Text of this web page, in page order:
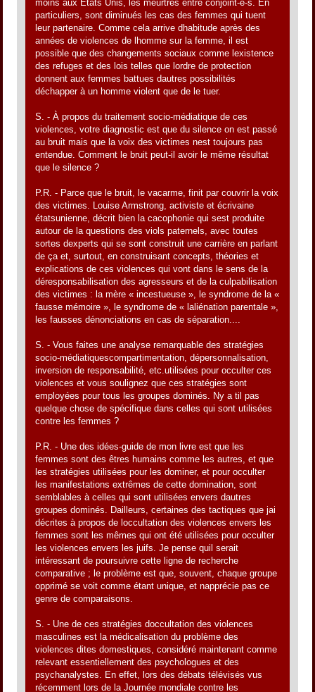
moins aux Etats Unis, les meurtres entre conjoint-e-s. En
particuliers, sont diminués les cas des femmes qui tuent
leur partenaire. Comme cela arrive dhabitude après des
années de violences de lhomme sur la femme, il est
possible que des changements sociaux comme lexistence
des refuges et des lois telles que lordre de protection
donnent aux femmes battues dautres possibilités
déchapper à un homme violent que de le tuer.
S. - À propos du traitement socio-médiatique de ces
violences, votre diagnostic est que du silence on est passé
au bruit mais que la voix des victimes nest toujours pas
entendue. Comment le bruit peut-il avoir le même résultat
que le silence ?
P.R. - Parce que le bruit, le vacarme, finit par couvrir la voix
des victimes. Louise Armstrong, activiste et écrivaine
étatsunienne, décrit bien la cacophonie qui sest produite
autour de la questions des viols paternels, avec toutes
sortes dexperts qui se sont construit une carrière en parlant
de ça et, surtout, en construisant concepts, théories et
explications de ces violences qui vont dans le sens de la
déresponsabilisation des agresseurs et de la culpabilisation
des victimes : la mère « incestueuse », le syndrome de la «
fausse mémoire », le syndrome de « laliénation parentale »,
les fausses dénonciations en cas de séparation....
S. - Vous faites une analyse remarquable des stratégies
socio-médiatiquescompartimentation, dépersonnalisation,
inversion de responsabilité, etc.utilisées pour occulter ces
violences et vous soulignez que ces stratégies sont
employées pour tous les groupes dominés. Ny a til pas
quelque chose de spécifique dans celles qui sont utilisées
contre les femmes ?
P.R. - Une des idées-guide de mon livre est que les
femmes sont des êtres humains comme les autres, et que
les stratégies utilisées pour les dominer, et pour occulter
les manifestations extrêmes de cette domination, sont
semblables à celles qui sont utilisées envers dautres
groupes dominés. Dailleurs, certaines des tactiques que jai
décrites à propos de loccultation des violences envers les
femmes sont les mêmes qui ont été utilisées pour occulter
les violences envers les juifs. Je pense quil serait
intéressant de poursuivre cette ligne de recherche
comparative ; le problème est que, souvent, chaque groupe
opprimé se voit comme étant unique, et napprécie pas ce
genre de comparaisons.
S. - Une de ces stratégies doccultation des violences
masculines est la médicalisation du problème des
violences dites domestiques, considéré maintenant comme
relevant essentiellement des psychologues et des
psychanalystes. En effet, lors des débats télévisés vus
récemment lors de la Journée mondiale contre les